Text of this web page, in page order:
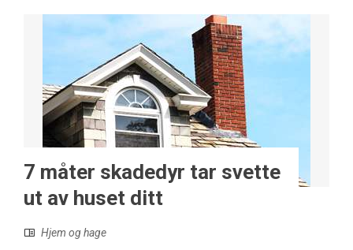
7 måter skadedyr tar svette
ut av huset ditt
Hjem og hage